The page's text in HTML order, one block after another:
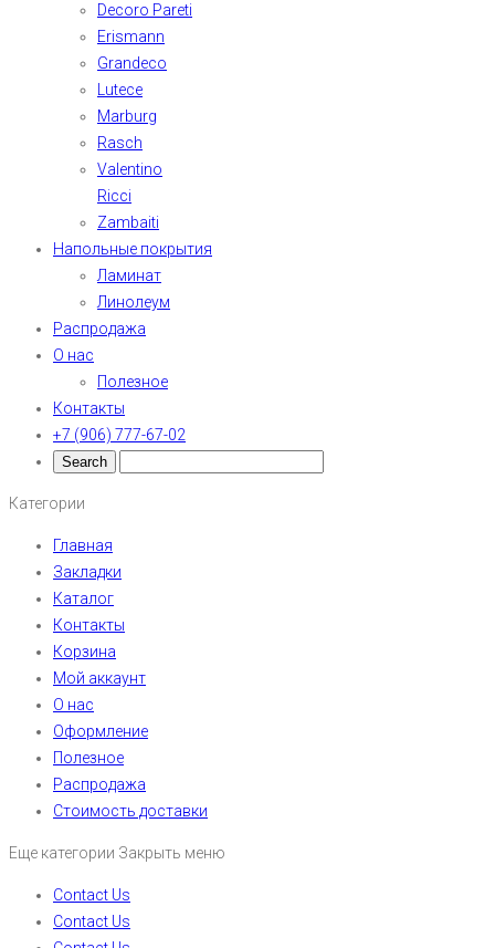
Decoro Pareti
Erismann
Grandeco
Lutece
Marburg
Rasch
Valentino
Ricci
Zambaiti
Напольные покрытия
Ламинат
Линолеум
Распродажа
О нас
Полезное
Контакты
+7 (906) 777-67-02
Категории
Главная
Закладки
Каталог
Контакты
Корзина
Мой аккаунт
О нас
Оформление
Полезное
Распродажа
Стоимость доставки
Еще категории Закрыть меню
Contact Us
Contact Us